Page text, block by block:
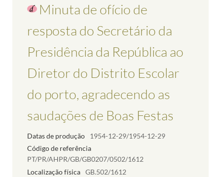
Minuta de ofício de
resposta do Secretário da
Presidência da República ao
Diretor do Distrito Escolar
do porto, agradecendo as
saudações de Boas Festas
Datas de produção
1954-12-29/1954-12-29
Código de referência
PT/PR/AHPR/GB/GB0207/0502/1612
Localização física GB.502/1612